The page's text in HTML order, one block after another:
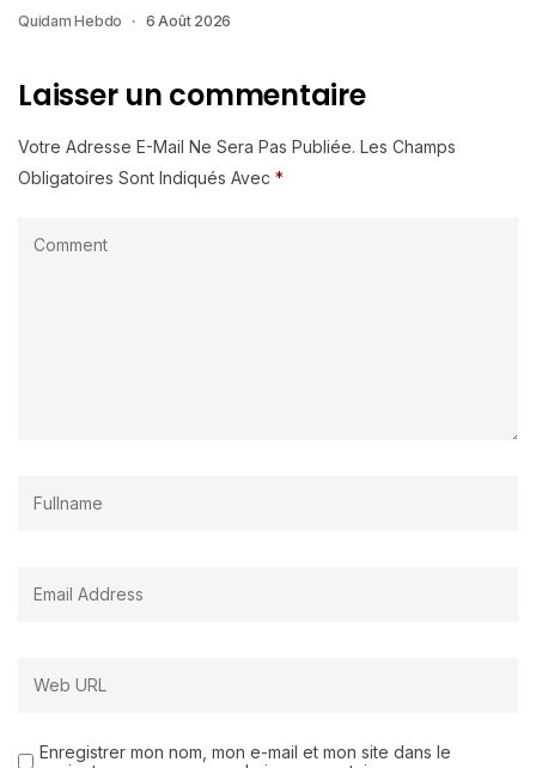
Quidam Hebdo 6 Août 2026
Laisser un commentaire
Votre Adresse E-Mail Ne Sera Pas Publiée. Les Champs
Obligatoires Sont Indiqués Avec *
Enregistrer mon nom, mon e-mail et mon site dans le